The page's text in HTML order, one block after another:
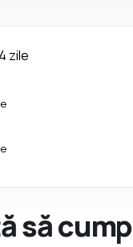
4 zile
să